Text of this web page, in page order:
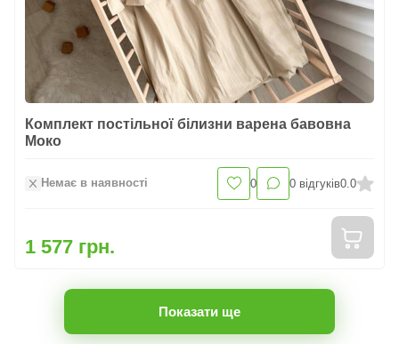
Комплект постільної білизни варена бавовна
Моко
Немає в наявності 0 0 відгуків0.0
1 577 грн.
Показати ще